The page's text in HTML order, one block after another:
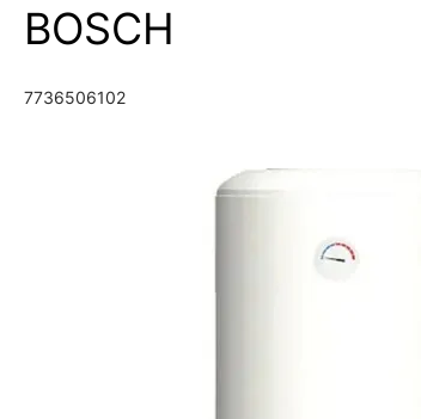
BOSCH
7736506102